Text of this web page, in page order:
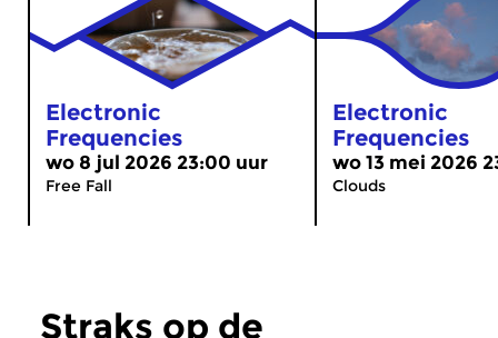
Electronic
Frequencies
wo 8 jul 2026 23:00 uur
Free Fall
Electronic
Frequencies
wo 13 mei 2026
Clouds
Straks op de